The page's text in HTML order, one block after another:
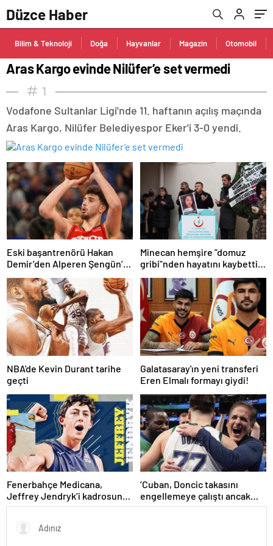
Düzce Haber
Bilim & Teknoloji Doğa Hayvanlar Magazin Otomobil
Aras Kargo evinde Nilüfer’e set vermedi
1
Vodafone Sultanlar Ligi'nde 11. haftanın açılış maçında
Aras Kargo, Nilüfer Belediyespor Eker'i 3-0 yendi.
Eski başantrenörü Hakan
Demir’den Alperen Şengün’e
övgü
Minecan hemşire "domuz
gribi"nden hayatını kaybetti –
Haberler | Sağlık Haberleri
NBA'de Kevin Durant tarihe
geçti
Galatasaray'ın yeni transferi
Eren Elmalı formayı giydi!
Fenerbahçe Medicana,
Jeffrey Jendryk’i kadrosuna
kattı
‘Cuban, Doncic takasını
engellemeye çalıştı ancak
geç kaldı’ iddiası! NBA